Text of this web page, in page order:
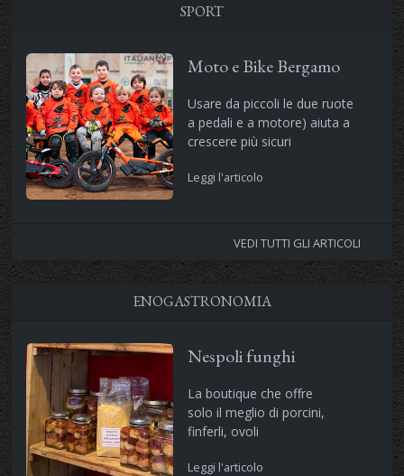
SPORT
Moto e Bike Bergamo
Usare da piccoli le due ruote
a pedali e a motore) aiuta a
crescere più sicuri
Leggi l'articolo
VEDI TUTTI GLI ARTICOLI
ENOGASTRONOMIA
Nespoli funghi
La boutique che offre
solo il meglio di porcini,
finferli, ovoli
Leggi l'articolo